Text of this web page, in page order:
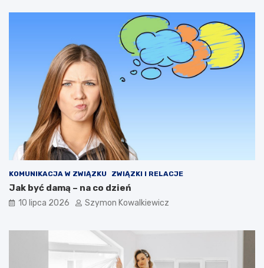
KOMUNIKACJA W ZWIĄZKU ZWIĄZKI I RELACJE
Jak być damą – na co dzień
10 lipca 2026 Szymon Kowalkiewicz